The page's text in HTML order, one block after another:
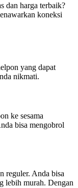
dan harga terbaik?
koneksi
yang dapat
nikmati.
ke sesama
bisa mengobrol
reguler. Anda bisa
lebih murah. Dengan